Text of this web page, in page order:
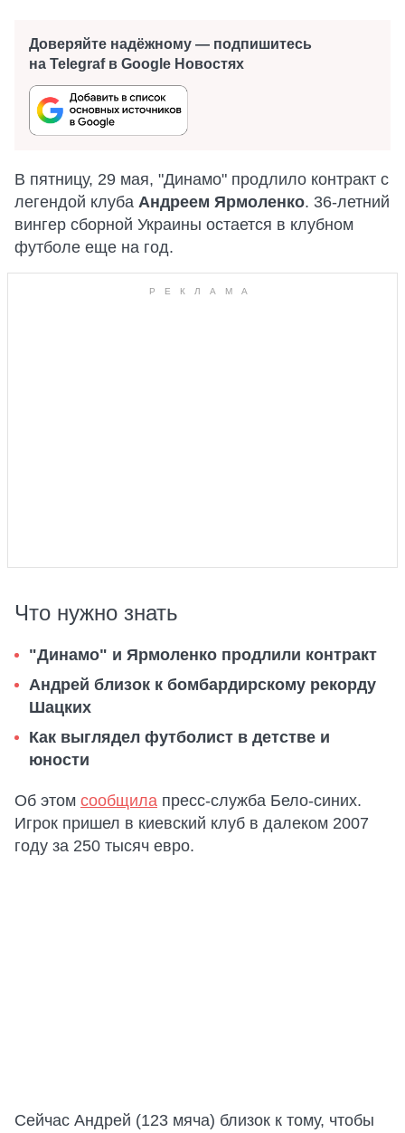
Доверяйте надёжному — подпишитесь
на Telegraf в Google Новостях
В пятницу, 29 мая, "Динамо" продлило контракт с
легендой клуба Андреем Ярмоленко. 36-летний
вингер сборной Украины остается в клубном
футболе еще на год.
Что нужно знать
"Динамо" и Ярмоленко продлили контракт
Андрей близок к бомбардирскому рекорду
Шацких
Как выглядел футболист в детстве и
юности
Об этом сообщила пресс-служба Бело-синих.
Игрок пришел в киевский клуб в далеком 2007
году за 250 тысяч евро.
Сейчас Андрей (123 мяча) близок к тому, чтобы